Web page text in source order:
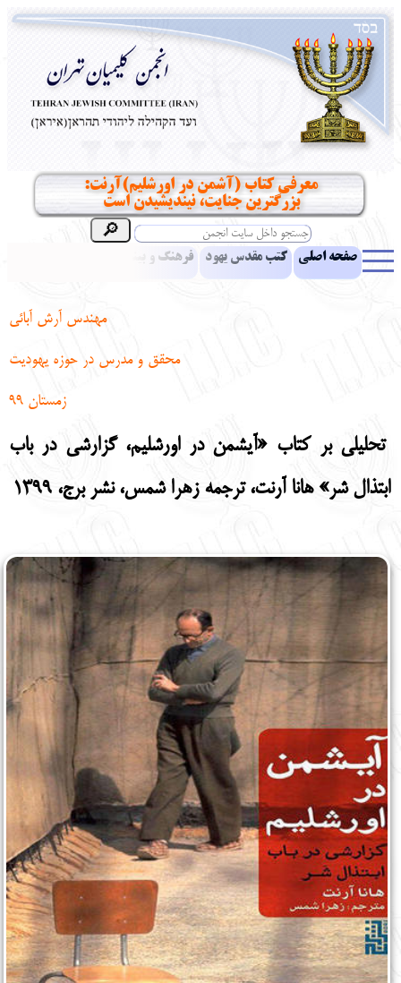
معرفی کتاب (آشمن در اورشلیم)آرنت:
بزرگترین جنایت، نیندیشیدن است
صفحه اصلی کتب مقدس یهود فرهنگ و بینش یهود
مهندس آرش آبائی
محقق و مدرس در حوزه یهودیت
زمستان 99
تحلیلی بر کتاب «آیشمن در اورشلیم، گزارشی در باب
ابتذال شر» هانا آرنت، ترجمه زهرا شمس، نشر برج، 1399